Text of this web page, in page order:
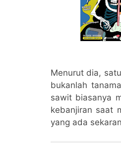
Menurut dia,
bukanlah
sawit biasanya
kebanjiran saat
yang ada